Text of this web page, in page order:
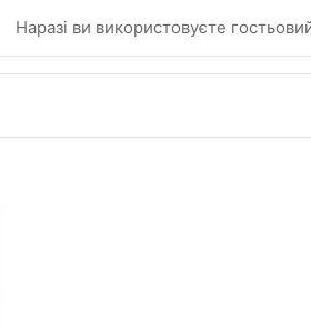
Наразі ви використовуєте